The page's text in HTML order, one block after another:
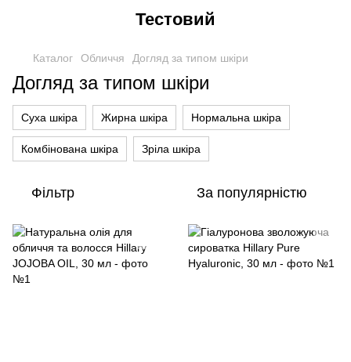
Тестовий
Каталог Обличчя Догляд за типом шкіри
Догляд за типом шкіри
Суха шкіра Жирна шкіра Нормальна шкіра
Комбінована шкіра Зріла шкіра
Фільтр За популярністю